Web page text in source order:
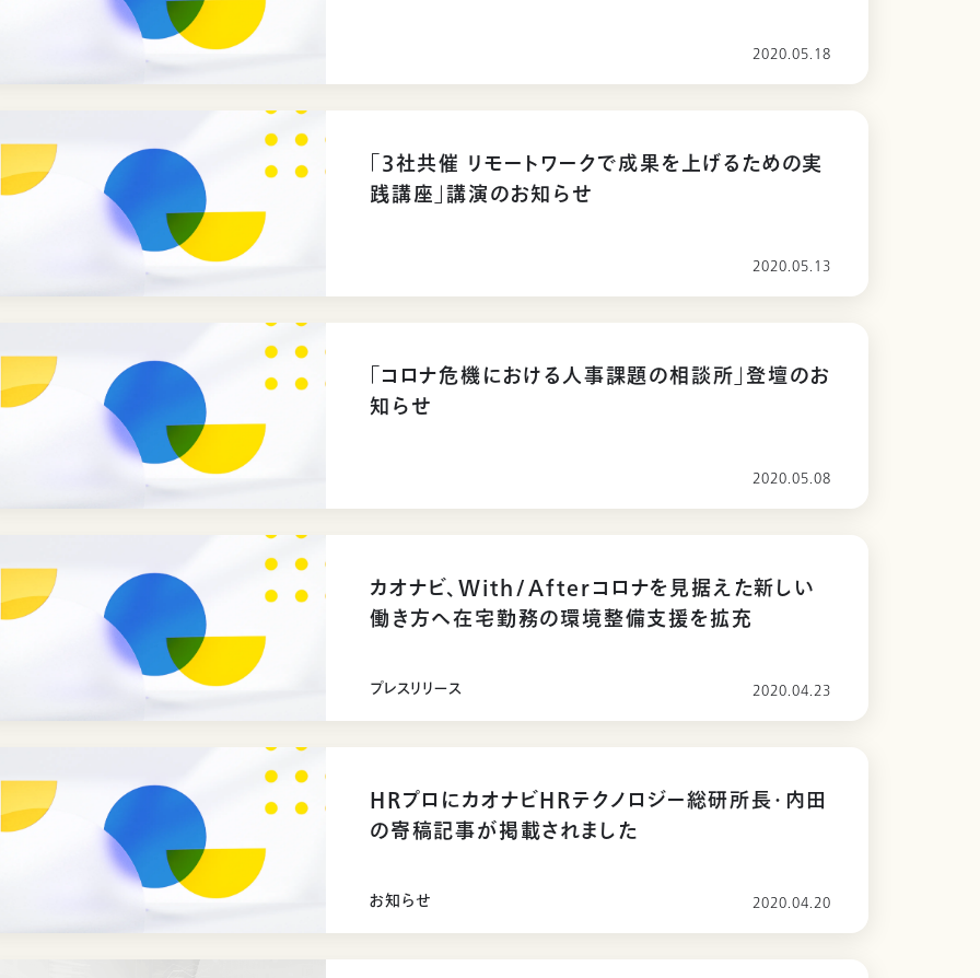
2020.05.18
「3社共催 リモートワークで成果を上げるための実
践講座」講演のお知らせ
2020.05.13
「コロナ危機における人事課題の相談所」登壇のお
知らせ
2020.05.08
カオナビ、With/Afterコロナを見据えた新しい
働き方へ在宅勤務の環境整備支援を拡充
プレスリリース 2020.04.23
HRプロにカオナビHRテクノロジー総研所長・内田
の寄稿記事が掲載されました
お知らせ 2020.04.20